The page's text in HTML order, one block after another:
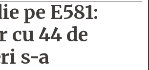
pe E581:
cu 44 de
s-a